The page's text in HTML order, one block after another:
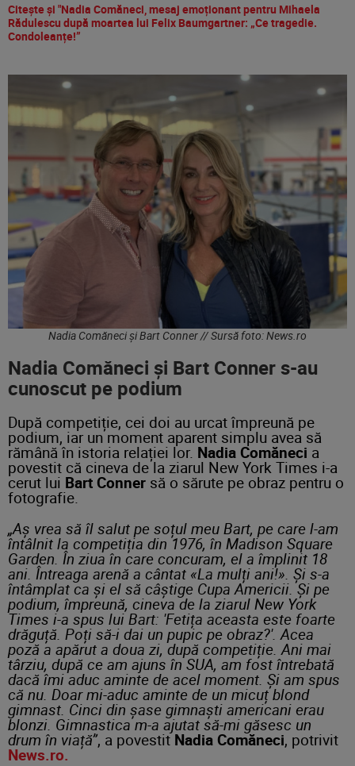
Citește și "Nadia Comăneci, mesaj emoționant pentru Mihaela
Rădulescu după moartea lui Felix Baumgartner: „Ce tragedie.
Condoleanțe!”
Nadia Comăneci și Bart Conner // Sursă foto: News.ro
Nadia Comăneci și Bart Conners-au
cunoscut pe podium
După competiție, cei doi au urcat împreună pe
podium, iar un moment aparent simplu avea să
rămână în istoria relației lor. Nadia Comăneci a
povestit că cineva de la ziarul New York Times i-a
cerut lui Bart Conner să o sărute pe obraz pentru o
fotografie.
„Aș vrea să îl salut pe soțul meu Bart, pe care l-am
întâlnit la competiția din 1976, în Madison Square
Garden. În ziua în care concuram, el a împlinit 18
ani. Întreaga arenă a cântat «La mulți ani!». Și s-a
întâmplat ca și el să câștige Cupa Americii. Și pe
podium, împreună, cineva de la ziarul New York
Times i-a spus lui Bart: 'Fetița aceasta este foarte
drăguță. Poți să-i dai un pupic pe obraz?'. Acea
poză a apărut a doua zi, după competiție. Ani mai
târziu, după ce am ajuns în SUA, am fost întrebată
dacă îmi aduc aminte de acel moment. Și am spus
că nu. Doar mi-aduc aminte de un micuț blond
gimnast. Cinci din șase gimnaști americani erau
blonzi. Gimnastica m-a ajutat să-mi găsesc un
drum în viață”, a povestitNadia Comăneci, potrivit
News.ro.